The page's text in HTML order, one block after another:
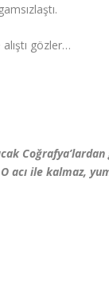
gözler…
acı ile kalmaz,